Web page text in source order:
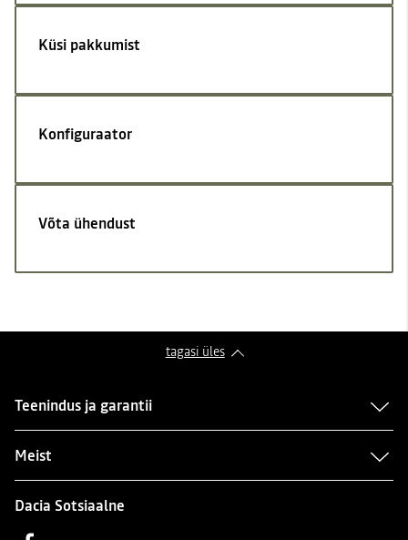
Küsi pakkumist
Konfiguraator
Võta ühendust
tagasi üles
Teenindus ja garantii
Meist
Dacia Sotsiaalne